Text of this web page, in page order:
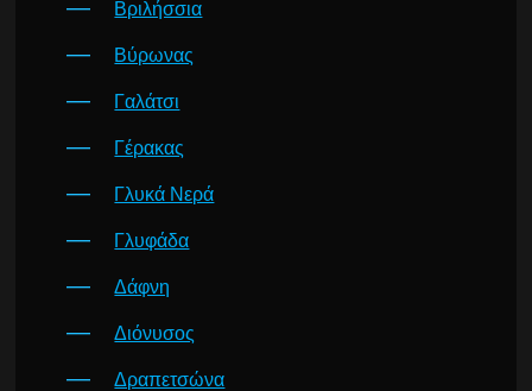
Βριλήσσια
Βύρωνας
Γαλάτσι
Γέρακας
Γλυκά Νερά
Γλυφάδα
Δάφνη
Διόνυσος
Δραπετσώνα